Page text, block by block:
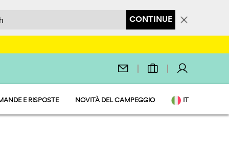
CONTINUE
E RISPOSTE NOVITÀ DEL CAMPEGGIO IT